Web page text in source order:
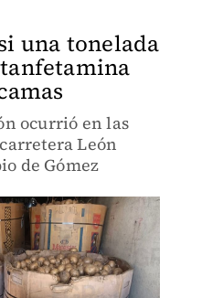
una tonelada
ocurrió en las
León
de Gómez